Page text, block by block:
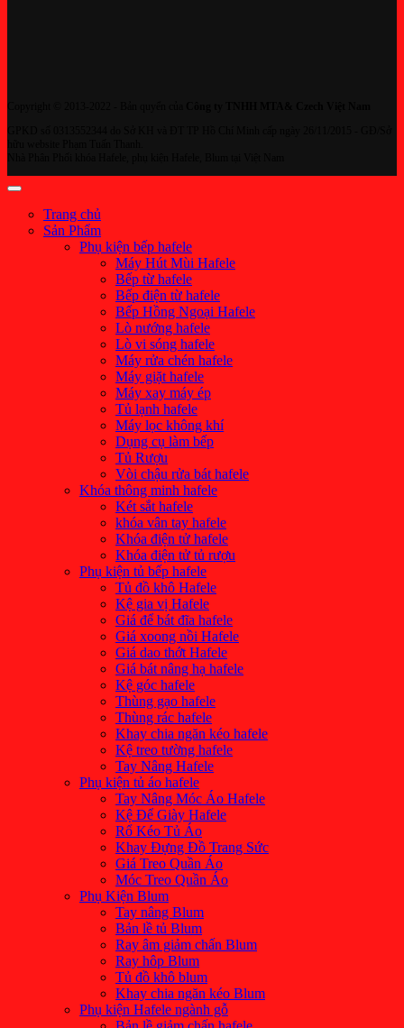
Trang chủ
Sản Phẩm
Phụ kiện bếp hafele
Máy Hút Mùi Hafele
Bếp từ hafele
Bếp điện từ hafele
Bếp Hồng Ngoại Hafele
Lò nướng hafele
Lò vi sóng hafele
Máy rửa chén hafele
Máy giặt hafele
Máy xay máy ép
Tủ lạnh hafele
Máy lọc không khí
Dụng cụ làm bếp
Tủ Rượu
Vòi chậu rửa bát hafele
Khóa thông minh hafele
Két sắt hafele
khóa vân tay hafele
Khóa điện tử hafele
Khóa điện tử tủ rượu
Phụ kiện tủ bếp hafele
Tủ đồ khô Hafele
Kệ gia vị Hafele
Giá để bát đĩa hafele
Giá xoong nồi Hafele
Giá dao thớt Hafele
Giá bát nâng hạ hafele
Kệ góc hafele
Thùng gạo hafele
Thùng rác hafele
Khay chia ngăn kéo hafele
Kệ treo tường hafele
Tay Nâng Hafele
Phụ kiện tủ áo hafele
Tay Nâng Móc Áo Hafele
Kệ Để Giày Hafele
Rổ Kéo Tủ Áo
Khay Đựng Đồ Trang Sức
Giá Treo Quần Áo
Móc Treo Quần Áo
Phụ Kiện Blum
Tay nâng Blum
Bản lề tủ Blum
Ray âm giảm chấn Blum
Ray hôp Blum
Tủ đồ khô blum
Khay chia ngăn kéo Blum
Phụ kiện Hafele ngành gỗ